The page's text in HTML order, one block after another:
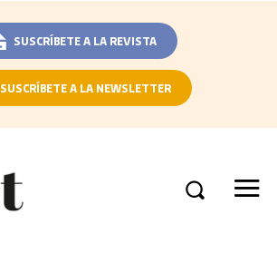
SUSCRÍBETE A LA REVISTA
SUSCRÍBETE A LA NEWSLETTER